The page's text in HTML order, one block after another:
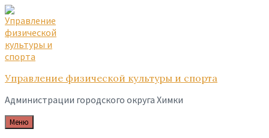
Skip
to
content
Skip
to
main
navigation
Skip
to
footer
Управление физической культуры и спорта
Администрации городского округа Химки
Меню